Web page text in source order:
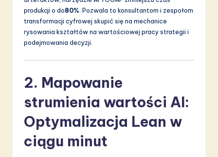
produkcji o do80% . Pozwala to konsultantom i zespołom
transformacji cyfrowej skupić się na mechanice
rysowania kształtów na wartościowej pracy strategii i
podejmowania decyzji.
2. Mapowanie
strumienia wartości AI:
Optymalizacja Lean w
ciągu minut